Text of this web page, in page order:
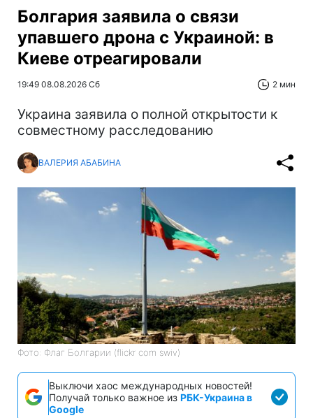
Болгария заявила о связи
упавшего дрона с Украиной: в
Киеве отреагировали
19:49 08.08.2026 Сб 2 мин
Украина заявила о полной открытости к
совместному расследованию
ВАЛЕРИЯ АБАБИНА
Фото: Флаг Болгарии (flickr com swiv)
Выключи хаос международных новостей!
Получай только важное из РБК-Украина в
Google